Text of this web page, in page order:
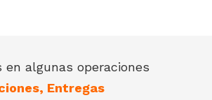
algunas operaciones
Entregas